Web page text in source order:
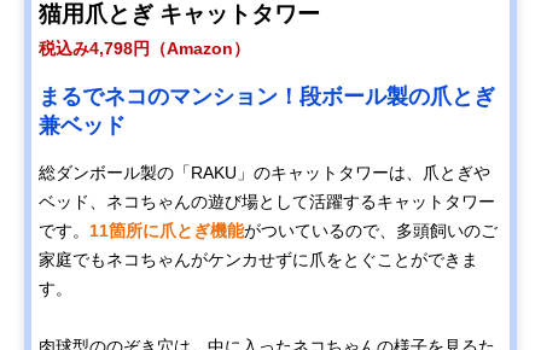
猫用爪とぎ キャットタワー
税込み4,798円（Amazon）
まるでネコのマンション！段ボール製の爪とぎ
兼ベッド
総ダンボール製の「RAKU」のキャットタワーは、爪とぎや
ベッド、ネコちゃんの遊び場として活躍するキャットタワー
です。 11箇所に爪とぎ機能がついているので、多頭飼いのご
家庭でもネコちゃんがケンカせずに爪をとぐことができま
す。